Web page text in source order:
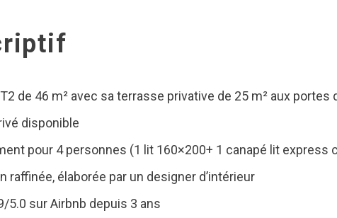
de 46 m² avec sa terrasse privative de 25 m² aux
disponible
pour 4 personnes (1 lit 160×200+ 1 canapé lit express
raffinée, élaborée par un designer d’intérieur
5.0 sur Airbnb depuis 3 ans